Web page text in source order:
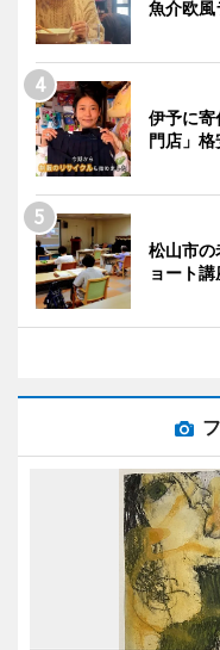
魚介欧風
伊予に寄
門店」
松山市の
ョート